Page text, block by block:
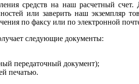
средств на наш расчетный
или заверить наш экземпляр
по факсу или по электронной
следующие документы:
передаточный документ);
печатью.